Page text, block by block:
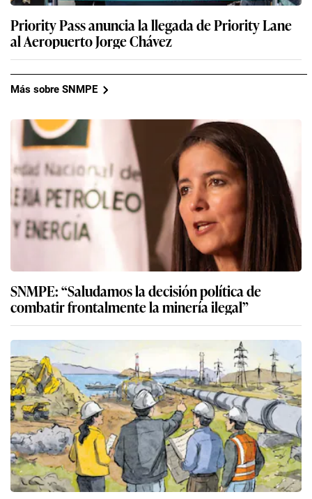
Priority Pass anuncia la llegada de Priority Lane
al Aeropuerto Jorge Chávez
Más sobre SNMPE
SNMPE: “Saludamos la decisión política de
combatir frontalmente la minería ilegal”